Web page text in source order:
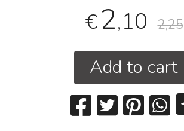
€2,10 2,25
Add to cart